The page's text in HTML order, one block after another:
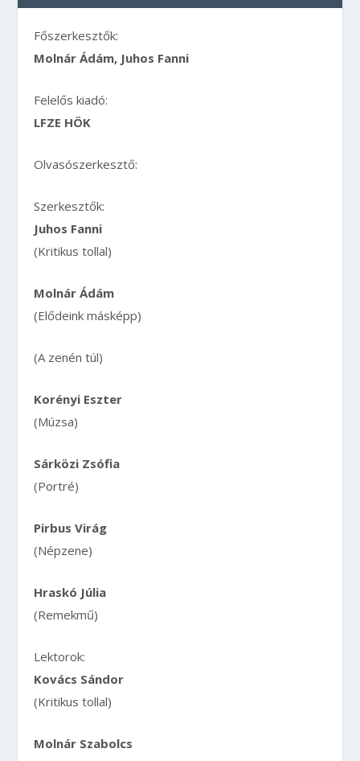
Főszerkesztők:
Molnár Ádám, Juhos Fanni
Felelős kiadó:
LFZE HÖK
Olvasószerkesztő:
Szerkesztők:
Juhos Fanni
(Kritikus tollal)
Molnár Ádám
(Elődeink másképp)
(A zenén túl)
Korényi Eszter
(Múzsa)
Sárközi Zsófia
(Portré)
Pirbus Virág
(Népzene)
Hraskó Júlia
(Remekmű)
Lektorok:
Kovács Sándor
(Kritikus tollal)
Molnár Szabolcs